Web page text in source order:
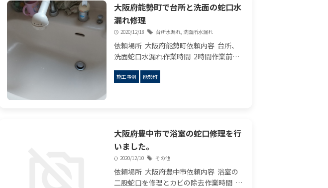
大阪府能勢町で台所と洗面の蛇口水
漏れ修理
2020/12/18 台所水漏れ, 洗面所水漏れ
依頼場所 大阪府能勢町依頼内容 台所、
洗面蛇口水漏れ作業時間 2時間作業前の
してみれば、蛇口本体のところからじん
施工事例 能勢町
大阪府豊中市で浴室の蛇口修理を行
いました。
2020/12/10 その他
依頼場所 大阪府豊中市依頼内容 浴室の
二股蛇口を修理とカビの除去作業時間 35